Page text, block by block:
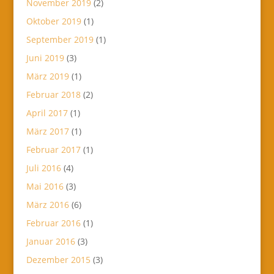
November 2019(2)
Oktober 2019(1)
September 2019(1)
Juni 2019(3)
März 2019(1)
Februar 2018(2)
April 2017(1)
März 2017(1)
Februar 2017(1)
Juli 2016(4)
Mai 2016(3)
März 2016(6)
Februar 2016(1)
Januar 2016(3)
Dezember 2015 (3)